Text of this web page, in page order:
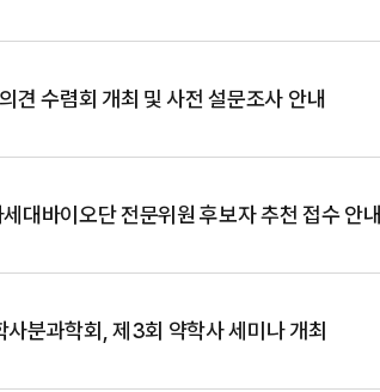
의견 수렴회 개최 및 사전 설문조사 안내
대바이오단 전문위원 후보자 추천 접수 안내
분과학회, 제3회 약학사 세미나 개최